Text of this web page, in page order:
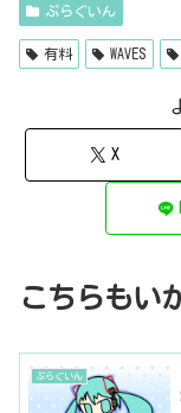
ぷらぐいん
有料 WAVES
X
こちらもい
ぷらぐいん